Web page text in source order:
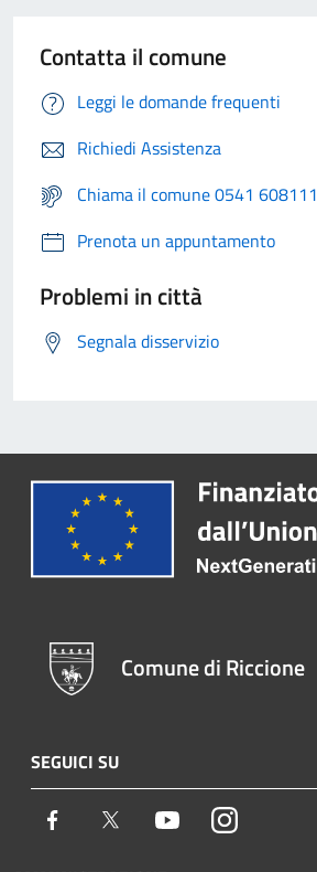
Contatta il comune
Leggi le domande frequenti
Richiedi Assistenza
Chiama il comune 0541 608111
Prenota un appuntamento
Problemi in città
Segnala disservizio
Comune di Riccione
SEGUICI SU
Facebook Twitter YoutubeInstagram